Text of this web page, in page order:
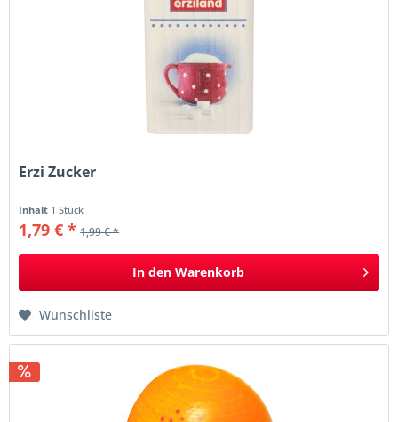
Erzi Zucker
Inhalt 1 Stück
1,79 € * 1,99 € *
In den Warenkorb
Wunschliste